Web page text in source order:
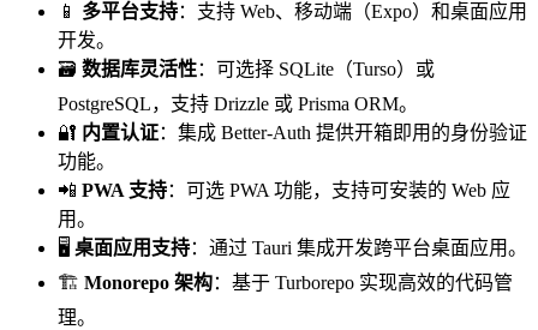
📱 多平台支持：支持 Web、移动端（Expo）和桌面应用
开发。
🗃️ 数据库灵活性：可选择 SQLite（Turso）或
PostgreSQL，支持 Drizzle 或 Prisma ORM。
🔐 内置认证：集成 Better-Auth 提供开箱即用的身份验证
功能。
📲 PWA 支持：可选 PWA 功能，支持可安装的 Web 应
用。
🖥️ 桌面应用支持：通过 Tauri 集成开发跨平台桌面应用。
🏗️ Monorepo 架构：基于 Turborepo 实现高效的代码管
理。